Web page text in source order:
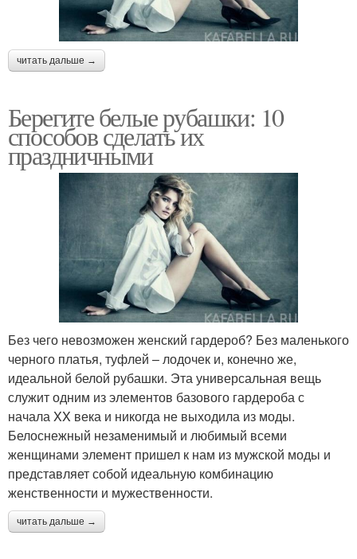
читать дальше →
Берегите белые рубашки: 10
способов сделать их
праздничными
Без чего невозможен женский гардероб? Без маленького
черного платья, туфлей – лодочек и, конечно же,
идеальной белой рубашки. Эта универсальная вещь
служит одним из элементов базового гардероба с
начала XX века и никогда не выходила из моды.
Белоснежный незаменимый и любимый всеми
женщинами элемент пришел к нам из мужской моды и
представляет собой идеальную комбинацию
женственности и мужественности.
читать дальше →